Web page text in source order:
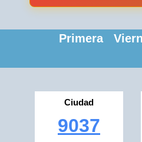
Primera
Ciudad
9037